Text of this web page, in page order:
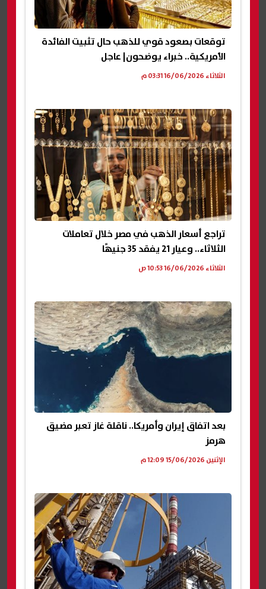
توقعات بصعود قوي للذهب حال تثبيت الفائدة
الأمريكية.. خبراء يوضحون| عاجل
الثلاثاء 16/06/2026 03:31 م
تراجع أسعار الذهب في مصر خلال تعاملات
الثلاثاء.. وعيار 21 يفقد 35 جنيهًا
الثلاثاء 16/06/2026 10:53 ص
بعد اتفاق إيران وأمريكا.. ناقلة غاز تعبر مضيق
هرمز
الإثنين 15/06/2026 12:09 م